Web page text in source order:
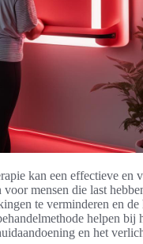
kan een effectieve en
mensen die last
te verminderen en de
helpen bij
en het